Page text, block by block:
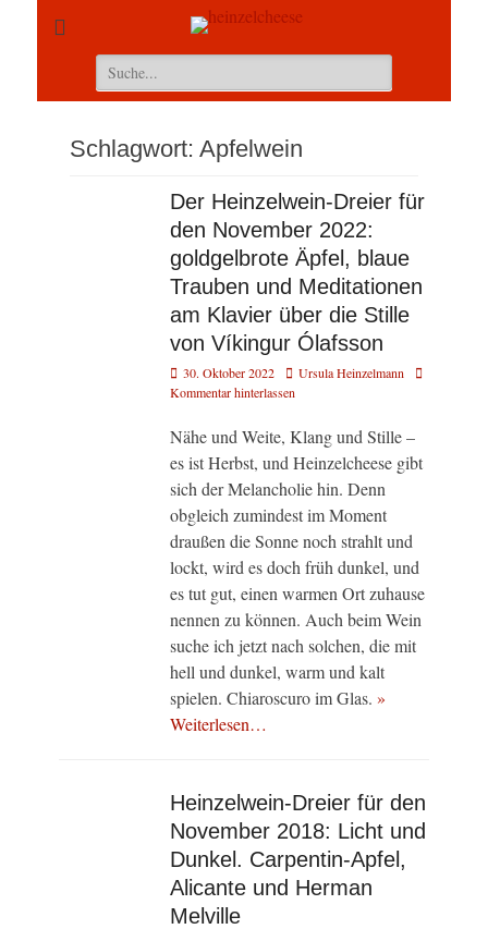
nach:
Schlagwort: Apfelwein
Der Heinzelwein-Dreier für
den November 2022:
goldgelbrote Äpfel, blaue
Trauben und Meditationen
am Klavier über die Stille
von Víkingur Ólafsson
Veröffentlicht
am
30. Oktober 2022 AutorUrsula Heinzelmann
Kommentar hinterlassen
Nähe und Weite, Klang und Stille –
es ist Herbst, und Heinzelcheese gibt
sich der Melancholie hin. Denn
obgleich zumindest im Moment
draußen die Sonne noch strahlt und
lockt, wird es doch früh dunkel, und
es tut gut, einen warmen Ort zuhause
nennen zu können. Auch beim Wein
suche ich jetzt nach solchen, die mit
hell und dunkel, warm und kalt
spielen. Chiaroscuro im Glas. »
Weiterlesen…
Heinzelwein-Dreier für den
November 2018: Licht und
Dunkel. Carpentin-Apfel,
Alicante und Herman
Melville